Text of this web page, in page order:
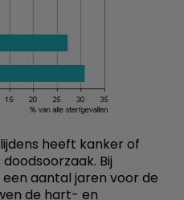
heeft kanker of
Bij
aantal jaren voor de
de hart- en